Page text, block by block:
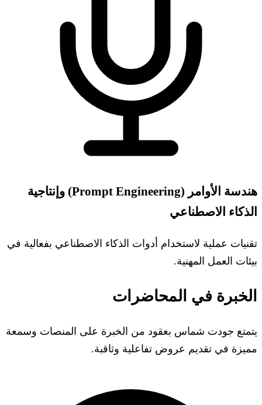
هندسة الأوامر (Prompt Engineering) وإنتاجية
الذكاء الاصطناعي
تقنيات عملية لاستخدام أدوات الذكاء الاصطناعي بفعالية في
بيئات العمل المهنية.
الخبرة في المحاضرات
يتمتع جودت شماس بعقود من الخبرة على المنصات وسمعة
مميزة في تقديم عروض تفاعلية وثاقبة.